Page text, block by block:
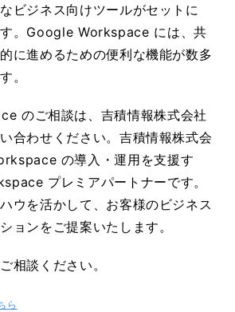
ビジネス向けツールがセットに
。Google Workspace には、共
に進めるための便利な機能が数多
。
のご相談は、吉積情報株式会社
合わせください。吉積情報株式会
の導入・運用を支援す
プレミアパートナーです。
ウを活かして、お客様のビジネス
ョンをご提案いたします。
相談ください。
ら